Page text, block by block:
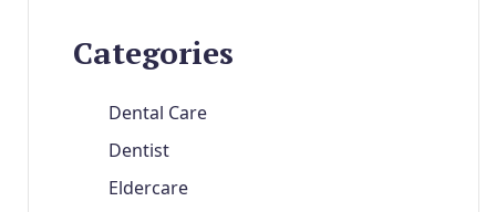
Categories
Dental Care
Dentist
Eldercare